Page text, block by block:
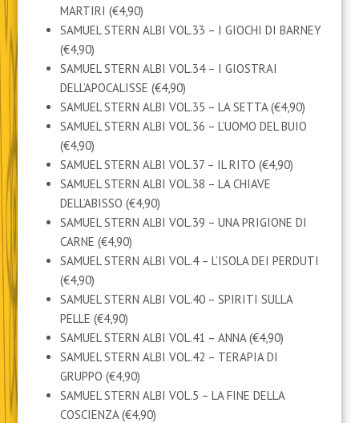
MARTIRI (€4,90)
SAMUEL STERN ALBI VOL.33 – I GIOCHI DI BARNEY
(€4,90)
SAMUEL STERN ALBI VOL.34 – I GIOSTRAI
DELL’APOCALISSE (€4,90)
SAMUEL STERN ALBI VOL.35 – LA SETTA (€4,90)
SAMUEL STERN ALBI VOL.36 – L’UOMO DEL BUIO
(€4,90)
SAMUEL STERN ALBI VOL.37 – IL RITO (€4,90)
SAMUEL STERN ALBI VOL.38 – LA CHIAVE
DELL’ABISSO (€4,90)
SAMUEL STERN ALBI VOL.39 – UNA PRIGIONE DI
CARNE (€4,90)
SAMUEL STERN ALBI VOL.4 – L’ISOLA DEI PERDUTI
(€4,90)
SAMUEL STERN ALBI VOL.40 – SPIRITI SULLA
PELLE (€4,90)
SAMUEL STERN ALBI VOL.41 – ANNA (€4,90)
SAMUEL STERN ALBI VOL.42 – TERAPIA DI
GRUPPO (€4,90)
SAMUEL STERN ALBI VOL.5 – LA FINE DELLA
COSCIENZA (€4,90)